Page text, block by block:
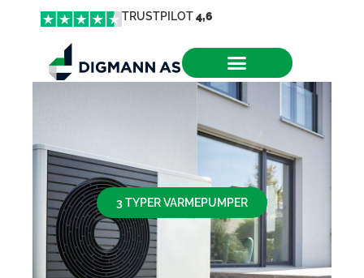
TRUSTPILOT4,6
3 TYPER VARMEPUMPER